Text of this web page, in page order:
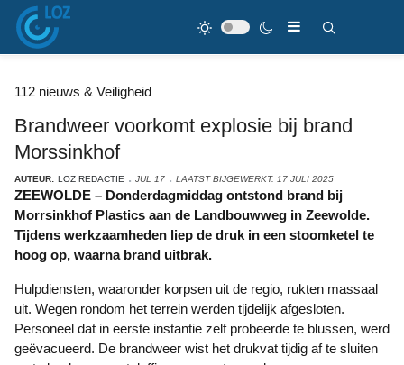
112 nieuws & Veiligheid
Brandweer voorkomt explosie bij brand
Morssinkhof
AUTEUR: LOZ REDACTIE JUL 17 LAATST BIJGEWERKT: 17 JULI 2025
ZEEWOLDE – Donderdagmiddag ontstond brand bij
Morrsinkhof Plastics aan de Landbouwweg in Zeewolde.
Tijdens werkzaamheden liep de druk in een stoomketel te
hoog op, waarna brand uitbrak.
Hulpdiensten, waaronder korpsen uit de regio, rukten massaal
uit. Wegen rondom het terrein werden tijdelijk afgesloten.
Personeel dat in eerste instantie zelf probeerde te blussen, werd
geëvacueerd. De brandweer wist het drukvat tijdig af te sluiten